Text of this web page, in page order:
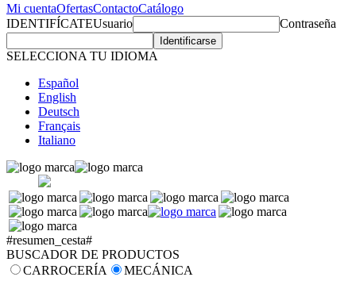
Mi cuentaOfertasContactoCatálogo
IDENTIFÍCATEUsuario Contraseña
SELECCIONA TU IDIOMA
Español
English
Deutsch
Français
Italiano
#resumen_cesta#
BUSCADOR DE PRODUCTOS
CARROCERÍA
MECÁNICA